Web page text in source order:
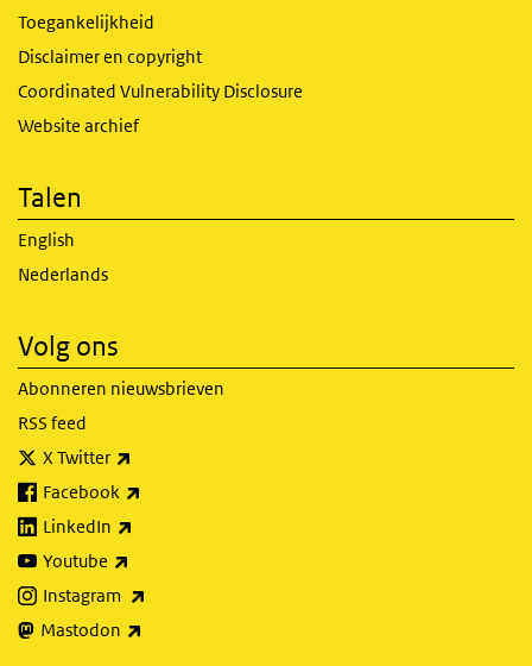
Toegankelijkheid
Disclaimer en copyright
Coordinated Vulnerability Disclosure
Website archief
Talen
English
Nederlands
Volg ons
Abonneren nieuwsbrieven
RSS feed
X Twitter
Facebook
LinkedIn
Youtube
Instagram
Mastodon